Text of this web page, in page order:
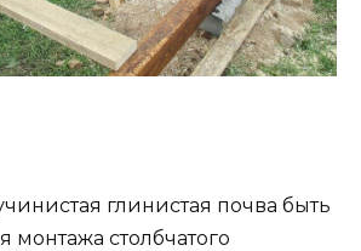
глинистая почва быть
монтажа столбчатого